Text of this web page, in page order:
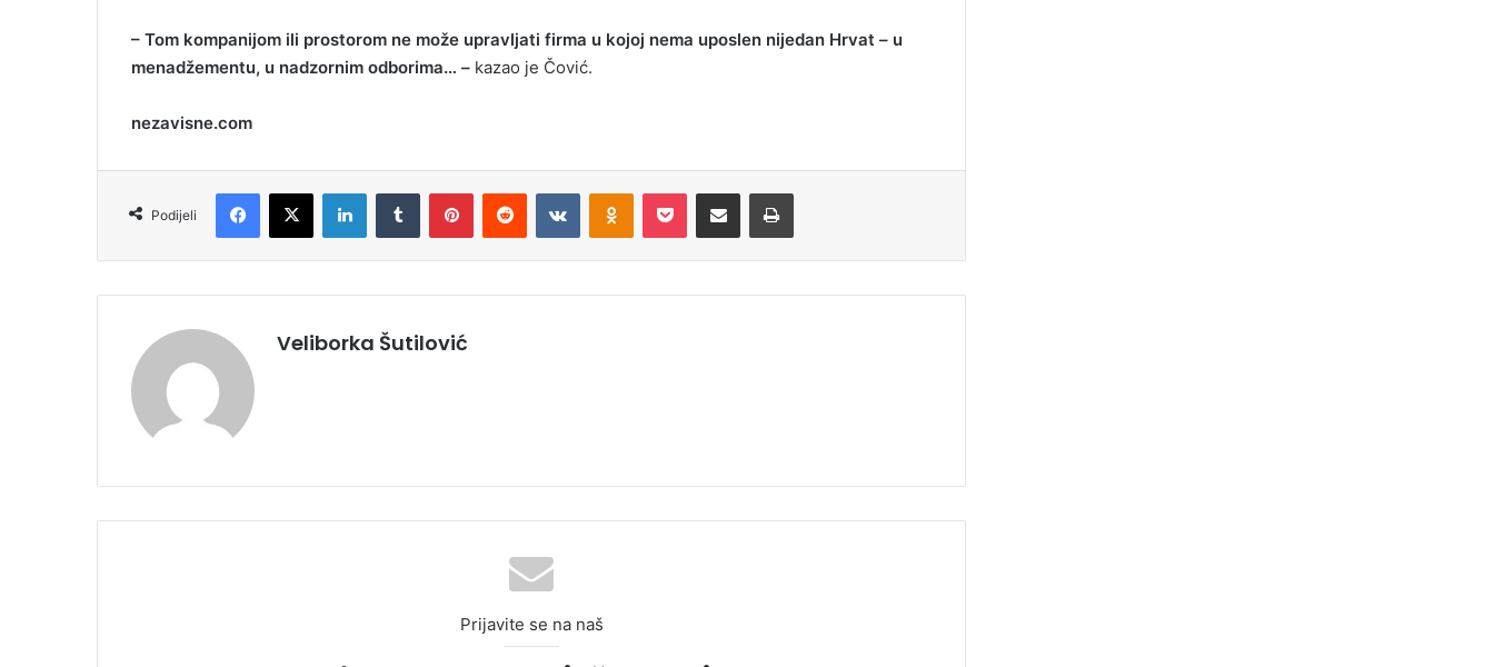
– Tom kompanijom ili prostorom ne može upravljati firma u kojoj nema uposlen nijedan Hrvat – u
menadžementu, u nadzornim odborima… – kazao je Čović.
nezavisne.com
Podijeli
Veliborka Šutilović
Prijavite se na naš